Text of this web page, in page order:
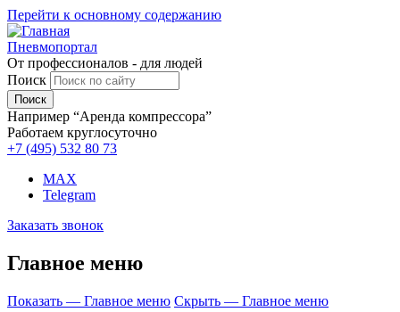
Перейти к основному содержанию
Пневмопортал
От профессионалов - для людей
Поиск
Например “Аренда компрессора”
Работаем круглосуточно
+7 (495) 532 80 73
MAX
Telegram
Заказать звонок
Главное меню
Показать — Главное меню Скрыть — Главное меню